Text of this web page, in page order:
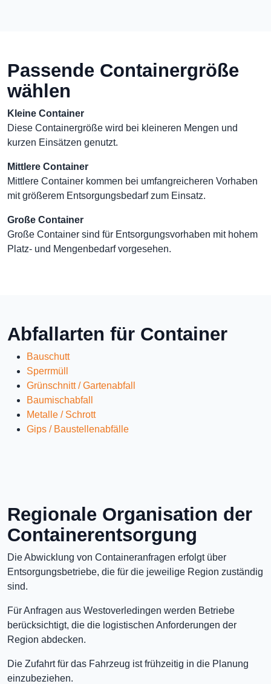
Passende Containergröße
wählen
Kleine Container
Diese Containergröße wird bei kleineren Mengen und
kurzen Einsätzen genutzt.
Mittlere Container
Mittlere Container kommen bei umfangreicheren Vorhaben
mit größerem Entsorgungsbedarf zum Einsatz.
Große Container
Große Container sind für Entsorgungsvorhaben mit hohem
Platz- und Mengenbedarf vorgesehen.
Abfallarten für Container
Bauschutt
Sperrmüll
Grünschnitt / Gartenabfall
Baumischabfall
Metalle / Schrott
Gips / Baustellenabfälle
Regionale Organisation der
Containerentsorgung
Die Abwicklung von Containeranfragen erfolgt über
Entsorgungsbetriebe, die für die jeweilige Region zuständig
sind.
Für Anfragen aus Westoverledingen werden Betriebe
berücksichtigt, die die logistischen Anforderungen der
Region abdecken.
Die Zufahrt für das Fahrzeug ist frühzeitig in die Planung
einzubeziehen.